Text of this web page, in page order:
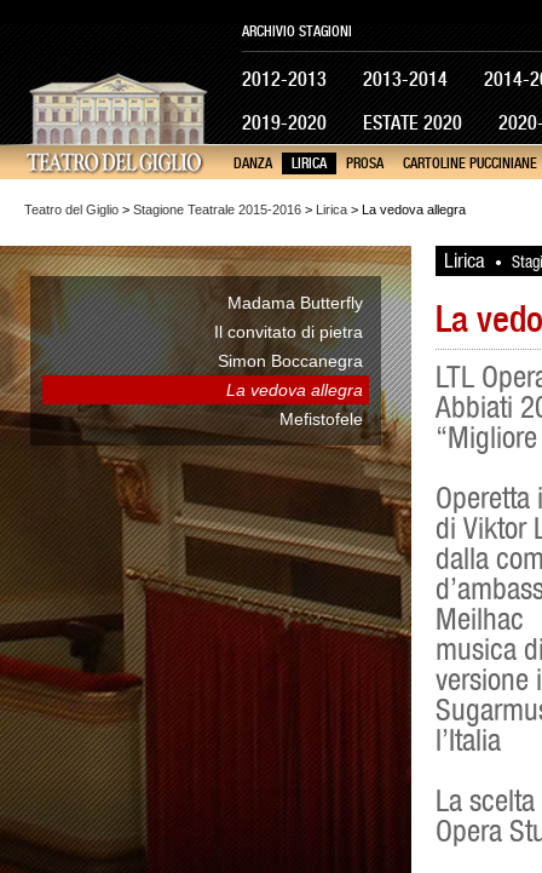
2012-2013 2013-2014
2014-
2019-2020
ESTATE 2020
ARCHIVIO STAGIONI
DANZA LIRICA PROSA CARTOLINE PUCCINIANE
Teatro del Giglio > Stagione Teatrale 2015-2016 > Lirica > La vedova allegra
Madama Butterfly
Il convitato di pietra
Simon Boccanegra
La vedova allegra
Mefistofele
Lirica •
La
LTL
Abbiati
di Viktor
dalla
Meilhac
musica
versione
l’Italia
La
Opera